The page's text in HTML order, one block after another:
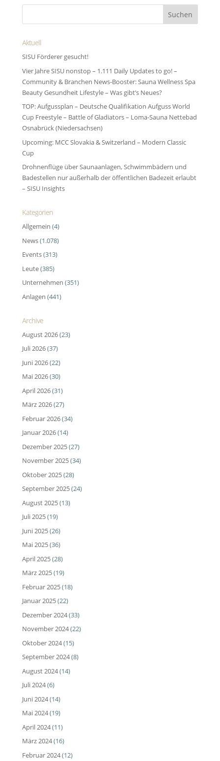
Aktuell
SISU Förderer gesucht!
Vier Jahre SISU nonstop – 1.111 Daily Updates to go! –
Community & Branchen News-Booster: Sauna Wellness Spa
Beauty Gesundheit Lifestyle – Was gibt’s Neues?
TOP: Aufgussplan – Deutsche Qualifikation Aufguss World
Cup Freestyle – Battle of Gladiators – Loma-Sauna Nettebad
Osnabrück (Niedersachsen)
Upcoming: MCC Slovakia & Switzerland – Modern Classic
Cup
Drohnenflüge über Saunaanlagen, Schwimmbädern und
Badestellen nur außerhalb der öffentlichen Badezeit erlaubt
– SISU Insights
Kategorien
Allgemein (4)
News(1.078)
Events(313)
Leute(385)
Unternehmen (351)
Anlagen (441)
Archive
August 2026(23)
Juli 2026(37)
Juni 2026(22)
Mai 2026(30)
April 2026(31)
März 2026(27)
Februar 2026(34)
Januar 2026(14)
Dezember 2025(27)
November 2025(34)
Oktober 2025(28)
September 2025(24)
August 2025(13)
Juli 2025(19)
Juni 2025(26)
Mai 2025(36)
April 2025(28)
März 2025(19)
Februar 2025(18)
Januar 2025(22)
Dezember 2024(33)
November 2024(22)
Oktober 2024(15)
September 2024(8)
August 2024(14)
Juli 2024(6)
Juni 2024(14)
Mai 2024(19)
April 2024(11)
März 2024(16)
Februar 2024(12)